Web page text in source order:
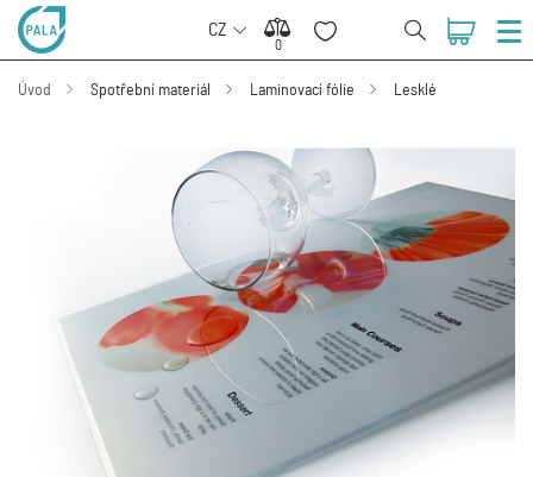
CZ
0
0
Úvod Spotřební materiál Laminovací fólie Lesklé